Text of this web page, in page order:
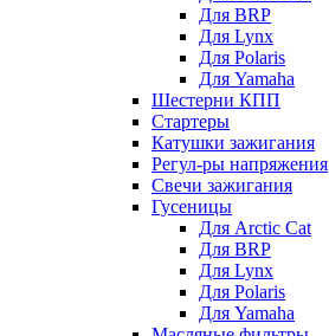
Для BRP
Для Lynx
Для Polaris
Для Yamaha
Шестерни КПП
Стартеры
Катушки зажигания
Регул-ры напряжения
Свечи зажигания
Гусеницы
Для Arctic Cat
Для BRP
Для Lynx
Для Polaris
Для Yamaha